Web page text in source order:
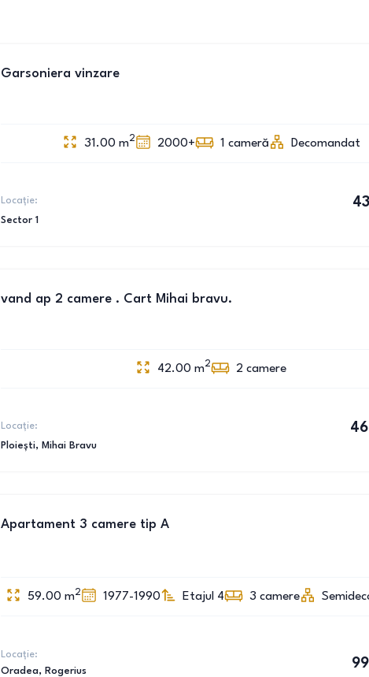
Garsoniera vinzare
31.00 m2 2000+ 1 cameră Decomandat
Locație:
Sector 1
vand ap 2 camere . Cart Mihai bravu.
42.00 m2 2 camere
Locație:
Ploiești, Mihai Bravu
Apartament 3 camere tip A
59.00 m2 1977-1990 Etajul 4 3 camere
Locație:
Oradea, Rogerius